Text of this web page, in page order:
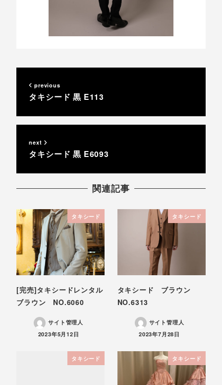
previous
タキシード 黒 E113
next
タキシード 黒 E6093
関連記事
タキシード
[完売]タキシードレンタル
ブラウン NO.6060
サイト管理人
投稿日
2023年5月12日
タキシード
タキシード ブラウン
NO.6313
サイト管理人
投稿日
2023年7月28日
タキシード タキシード